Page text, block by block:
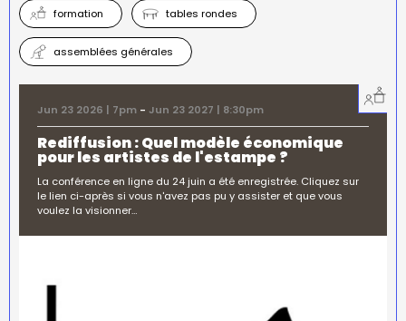
formation tables rondes
assemblées générales
Jun 23 2026 | 7pm - Jun 23 2027 | 8:30pm
Rediffusion : Quel modèle économique
pour les artistes de l'estampe ?
La conférence en ligne du 24 juin a été enregistrée. Cliquez sur
le lien ci-après si vous n'avez pas pu y assister et que vous
voulez la visionner…